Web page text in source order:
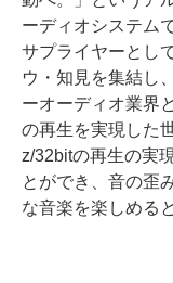
ーディオシステム
サプライヤーとし
ウ・知見を集結し
ーオーディオ業界
の再生を実現した
z/32bitの再生の実
とができ、音の歪
な音楽を楽しめる